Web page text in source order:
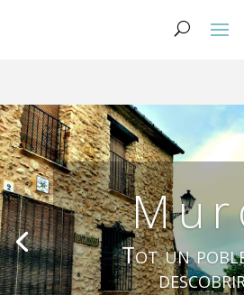
Tot un